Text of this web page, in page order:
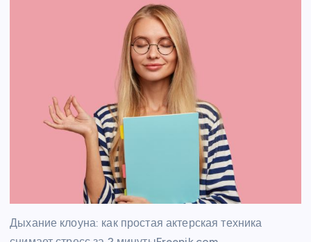
Дыхание клоуна: как простая актерская техника